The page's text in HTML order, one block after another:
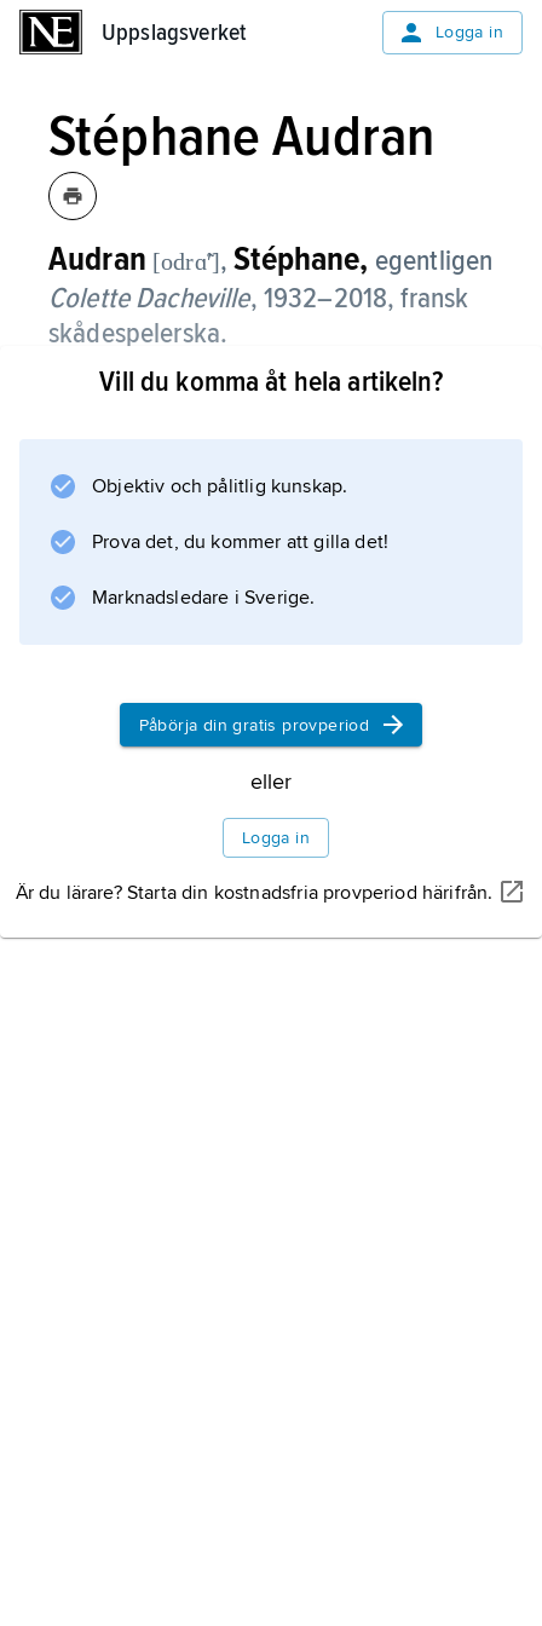
Uppslagsverket Logga in
Stéphane Audran
Audran [odrɑ̃ʹ],Stéphane, egentligen
Colette Dacheville, 1932–2018, fransk
skådespelerska.
Stéphane Audran filmdebuterade 1958 och
regi, kvinnor som bakom en kyligt elegant
”Två kvinnor – en man” (1968), ”Slaktaren”
(1969) och ”Violette – giftmörderskan” (1978).
Information om artikeln
Vill du komma åt hela artikeln?
Objektiv och pålitlig kunskap.
Prova det, du kommer att gilla det!
Marknadsledare i Sverige.
Påbörja din gratis provperiod
eller
Logga in
Är du lärare? Starta din kostnadsfria provperiod härifrån.